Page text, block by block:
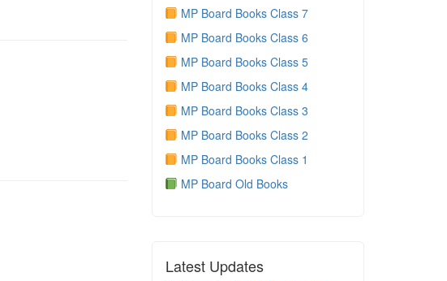
MP Board Books Class 7
MP Board Books Class 6
MP Board Books Class 5
MP Board Books Class 4
MP Board Books Class 3
MP Board Books Class 2
MP Board Books Class 1
MP Board Old Books
Latest Updates